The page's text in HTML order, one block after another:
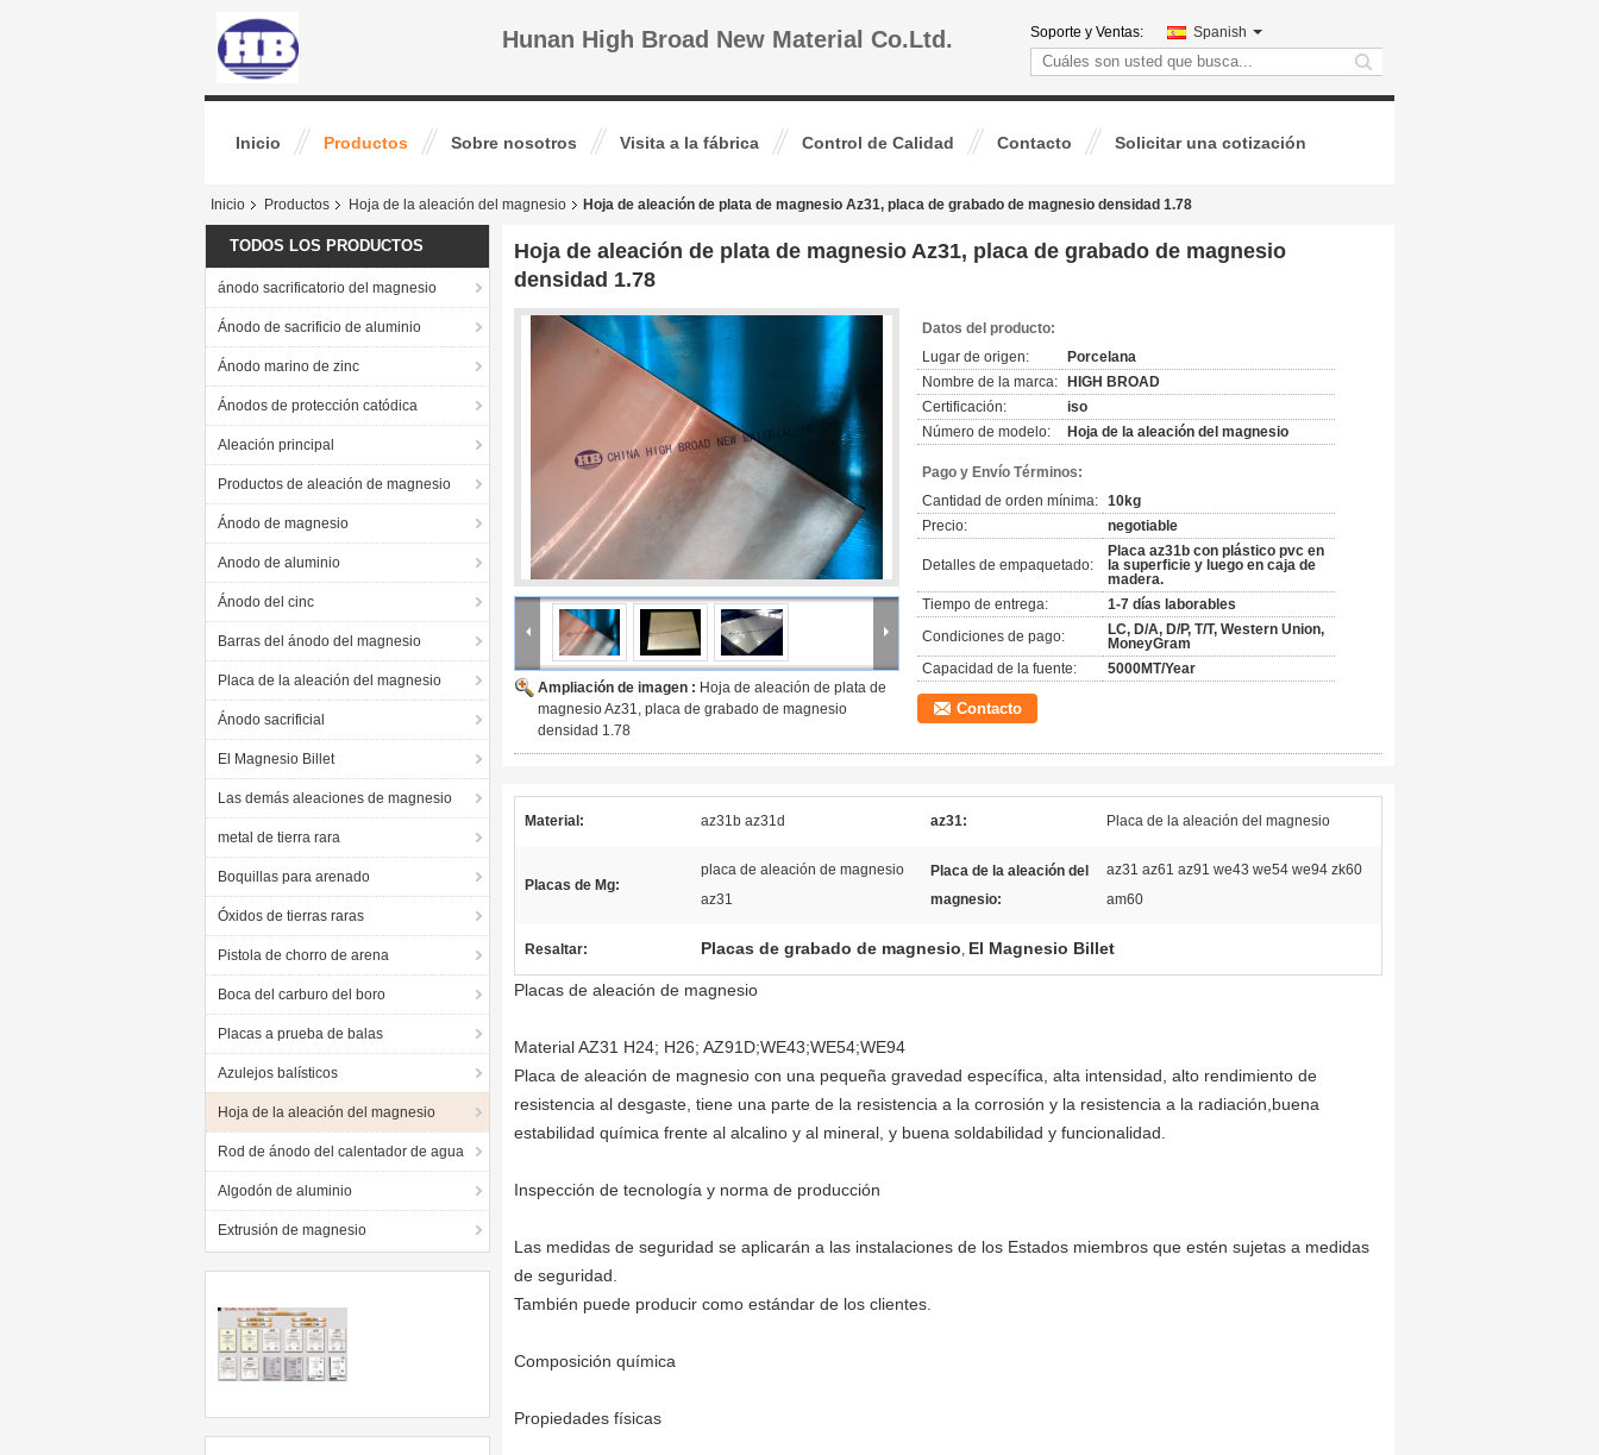
Hunan High Broad New Material Co.Ltd. Soporte y Ventas: Spanish
search
Inicio Productos Sobre nosotros Visita a la fábrica Control de Calidad Contacto Solicitar una cotización
Inicio Productos Hoja de la aleación del magnesio Hoja de aleación de plata de magnesio Az31, placa de grabado de magnesio densidad 1.78
TODOS LOS PRODUCTOS
ánodo sacrificatorio del magnesio
Ánodo de sacrificio de aluminio
Ánodo marino de zinc
Ánodos de protección catódica
Aleación principal
Productos de aleación de magnesio
Ánodo de magnesio
Anodo de aluminio
Ánodo del cinc
Barras del ánodo del magnesio
Placa de la aleación del magnesio
Ánodo sacrificial
El Magnesio Billet
Las demás aleaciones de magnesio
metal de tierra rara
Boquillas para arenado
Óxidos de tierras raras
Pistola de chorro de arena
Boca del carburo del boro
Placas a prueba de balas
Azulejos balísticos
Hoja de la aleación del magnesio
Rod de ánodo del calentador de agua
Algodón de aluminio
Extrusión de magnesio
Hoja de aleación de plata de magnesio Az31, placa de grabado de magnesio
densidad 1.78
Ampliación de imagen : Hoja de aleación de plata de
magnesio Az31, placa de grabado de magnesio
densidad 1.78
Datos del producto:
Lugar de origen:
Porcelana
Nombre de la marca:
HIGH BROAD
Certificación:
iso
Número de modelo:
Hoja de la aleación del magnesio
Pago y Envío Términos:
Cantidad de orden mínima: 10kg
Precio:
negotiable
Detalles de empaquetado:
Placa az31b con plástico pvc en
la superficie y luego en caja de
madera.
Tiempo de entrega:
1-7 días laborables
Condiciones de pago:
LC, D/A, D/P, T/T, Western Union,
MoneyGram
Capacidad de la fuente:
5000MT/Year
Contacto
Material: az31b az31d az31: Placa de la aleación del magnesio
Placas de Mg:
placa de aleación de magnesio
az31
Placa de la aleación del
magnesio:
az31 az61 az91 we43 we54 we94 zk60
am60
Resaltar: Placas de grabado de magnesio, El Magnesio Billet
Placas de aleación de magnesio
Material AZ31 H24; H26; AZ91D;WE43;WE54;WE94
Placa de aleación de magnesio con una pequeña gravedad específica, alta intensidad, alto rendimiento de
resistencia al desgaste, tiene una parte de la resistencia a la corrosión y la resistencia a la radiación,buena
estabilidad química frente al alcalino y al mineral, y buena soldabilidad y funcionalidad.
Inspección de tecnología y norma de producción
Las medidas de seguridad se aplicarán a las instalaciones de los Estados miembros que estén sujetas a medidas
de seguridad.
También puede producir como estándar de los clientes.
Composición química
Propiedades físicas